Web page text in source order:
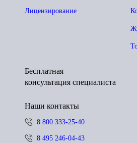
Лицензирование
Бесплатная
консультация специалиста
Наши контакты
8 800 333-25-40
8 495 246-04-43